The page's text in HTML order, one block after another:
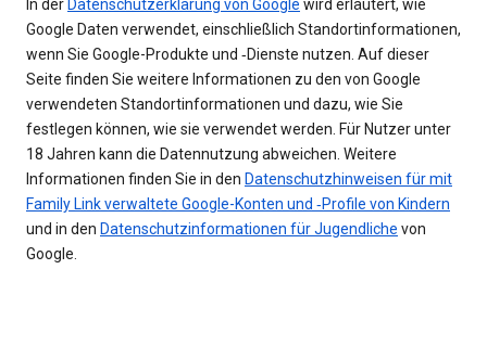
In der Datenschutzerklärung von Google wird erläutert, wie
Google Daten verwendet, einschließlich Standortinformationen,
wenn Sie Google-Produkte und ‑Dienste nutzen. Auf dieser
Seite finden Sie weitere Informationen zu den von Google
verwendeten Standortinformationen und dazu, wie Sie
festlegen können, wie sie verwendet werden. Für Nutzer unter
18 Jahren kann die Datennutzung abweichen. Weitere
Informationen finden Sie in den Datenschutzhinweisen für mit
Family Link verwaltete Google-Konten und ‑Profile von Kindern
und in den Datenschutzinformationen für Jugendliche von
Google.